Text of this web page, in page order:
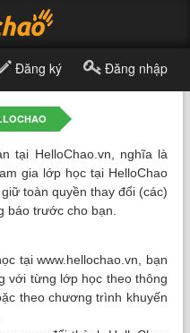
Đăng ký Đăng nhập
tại HelloChao.vn, nghĩa là
gia lớp học tại HelloChao
toàn quyền thay đổi (các)
báo trước cho bạn.
tại www.hellochao.vn, bạn
với từng lớp học theo thông
theo chương trình khuyến